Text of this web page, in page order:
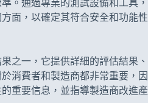
。通過專業的測試設備和工具，
面，以確定其符合安全和功能性
之一，它提供詳細的評估結果、
消費者和製造商都非常重要，因
重要信息，並指導製造商改進產